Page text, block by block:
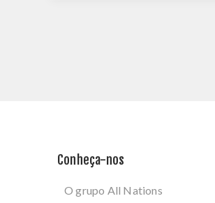
Conheça-nos
O grupo All Nations